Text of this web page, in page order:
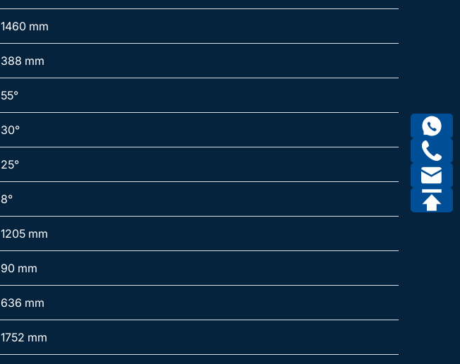
1460 mm
388 mm
55°
30°
25°
8°
1205 mm
90 mm
636 mm
1752 mm